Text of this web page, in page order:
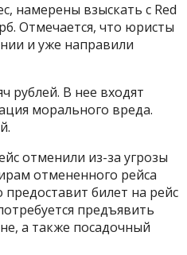
намерены взыскать с Red
Отмечается, что юристы
и уже направили
рублей. В нее входят
морального вреда.
отменили из-за угрозы
отмененного рейса
билет на рейс
предъявить
а также посадочный